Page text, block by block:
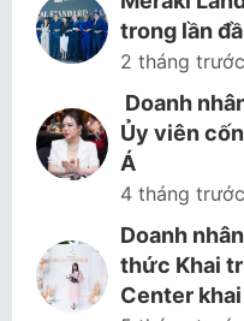
trong lần
2 tháng trước
Doanh
Ủy viên
Á
4 tháng trước
Doanh
thức Khai
Center